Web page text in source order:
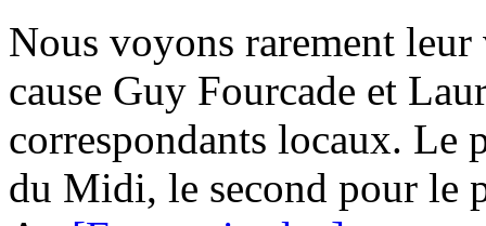
Nous voyons rarement leur
cause Guy Fourcade et
correspondants locaux. Le
du Midi, le second pour le